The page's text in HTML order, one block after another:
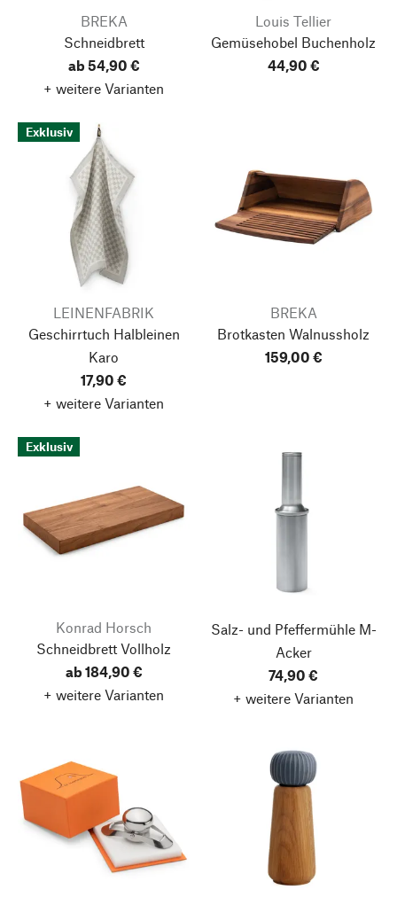
BREKA
Schneidbrett
ab 54,90 €
+ weitere Varianten
Louis Tellier
Gemüsehobel Buchenholz
44,90 €
Exklusiv
LEINENFABRIK
Geschirrtuch Halbleinen
Karo
17,90 €
+ weitere Varianten
BREKA
Brotkasten Walnussholz
159,00 €
Exklusiv
Konrad Horsch
Schneidbrett Vollholz
ab 184,90 €
+ weitere Varianten
Salz- und Pfeffermühle M-
Acker
74,90 €
+ weitere Varianten